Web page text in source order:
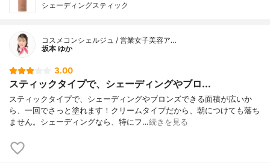
シェーディングスティック
コスメコンシェルジュ / 営業女子美容ア…
坂本 ゆか
3.00
スティックタイプで、シェーディングやブロ...
スティックタイプで、シェーディングやブロンズできる面積が広いか
ら、一回でさっと塗れます！クリームタイプだから、朝につけても落ち
ません。シェーディングなら、特にフ…続きを見る